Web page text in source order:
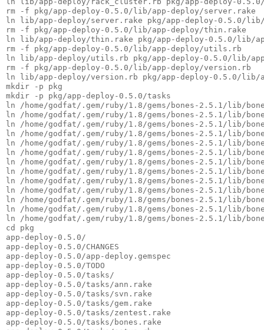
rm -f pkg/app-deploy-0.5.0/lib/app-deploy/server.rake
ln lib/app-deploy/server.rake pkg/app-deploy-0.5.0/
rm -f pkg/app-deploy-0.5.0/lib/app-deploy/thin.rake
ln lib/app-deploy/thin.rake pkg/app-deploy-0.5.0/lib/
rm -f pkg/app-deploy-0.5.0/lib/app-deploy/utils.rb
ln lib/app-deploy/utils.rb pkg/app-deploy-0.5.0/lib/
rm -f pkg/app-deploy-0.5.0/lib/app-deploy/version.rb
ln lib/app-deploy/version.rb pkg/app-deploy-0.5.0/lib/
mkdir -p pkg
mkdir -p pkg/app-deploy-0.5.0/tasks
ln /home/godfat/.gem/ruby/1.8/gems/bones-2.5.1/lib/
ln /home/godfat/.gem/ruby/1.8/gems/bones-2.5.1/lib/
ln /home/godfat/.gem/ruby/1.8/gems/bones-2.5.1/lib/
ln /home/godfat/.gem/ruby/1.8/gems/bones-2.5.1/lib/
ln /home/godfat/.gem/ruby/1.8/gems/bones-2.5.1/lib/
ln /home/godfat/.gem/ruby/1.8/gems/bones-2.5.1/lib/
ln /home/godfat/.gem/ruby/1.8/gems/bones-2.5.1/lib/
ln /home/godfat/.gem/ruby/1.8/gems/bones-2.5.1/lib/
ln /home/godfat/.gem/ruby/1.8/gems/bones-2.5.1/lib/
ln /home/godfat/.gem/ruby/1.8/gems/bones-2.5.1/lib/
ln /home/godfat/.gem/ruby/1.8/gems/bones-2.5.1/lib/
ln /home/godfat/.gem/ruby/1.8/gems/bones-2.5.1/lib/
ln /home/godfat/.gem/ruby/1.8/gems/bones-2.5.1/lib/
cd pkg
app-deploy-0.5.0/
app-deploy-0.5.0/CHANGES
app-deploy-0.5.0/app-deploy.gemspec
app-deploy-0.5.0/TODO
app-deploy-0.5.0/tasks/
app-deploy-0.5.0/tasks/ann.rake
app-deploy-0.5.0/tasks/svn.rake
app-deploy-0.5.0/tasks/gem.rake
app-deploy-0.5.0/tasks/zentest.rake
app-deploy-0.5.0/tasks/bones.rake